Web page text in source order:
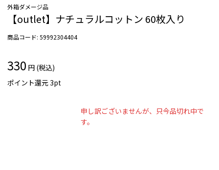
外箱ダメージ品
【outlet】ナチュラルコットン 60枚入り
商品コード: 59992304404
330 円 (税込)
ポイント還元3pt
申し訳ございませんが、只今品切れ中で
す。